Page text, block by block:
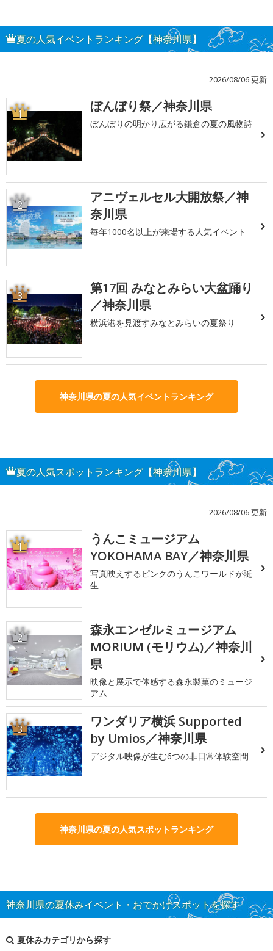
夏の人気イベントランキング【神奈川県】
2026/08/06 更新
1 ぼんぼり祭／神奈川県
ぼんぼりの明かり広がる鎌倉の夏の風物詩
2
アニヴェルセル大開放祭／神
奈川県
毎年1000名以上が来場する人気イベント
3
第17回 みなとみらい大盆踊り
／神奈川県
横浜港を見渡すみなとみらいの夏祭り
神奈川県の夏の人気イベントランキング
夏の人気スポットランキング【神奈川県】
2026/08/06 更新
1
うんこミュージアム
YOKOHAMA BAY／神奈川県
写真映えするピンクのうんこワールドが誕
生
2
森永エンゼルミュージアム
MORIUM (モリウム)／神奈川
県
映像と展示で体感する森永製菓のミュージ
アム
3
ワンダリア横浜 Supported
by Umios／神奈川県
デジタル映像が生む6つの非日常体験空間
神奈川県の夏の人気スポットランキング
神奈川県の夏休みイベント・おでかけスポットを探す
夏休みカテゴリから探す